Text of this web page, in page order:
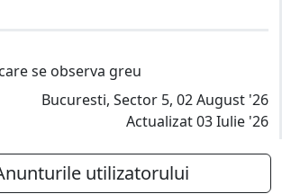
se observa greu
Bucuresti, Sector 5, 02 August '26
Actualizat 03 Iulie '26
utilizatorului